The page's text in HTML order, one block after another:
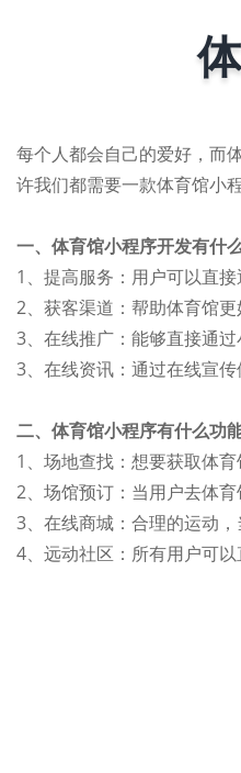
每个人都会自己的爱好，而
许我们都需要一款体育馆小
一、体育馆小程序开发有什
1、提高服务：用户可以直
2、获客渠道：帮助体育馆
3、在线推广：能够直接通
3、在线资讯：通过在线宣
二、体育馆小程序有什么功
1、场地查找：想要获取体
2、场馆预订：当用户去体
3、在线商城：合理的运动
4、远动社区：所有用户可